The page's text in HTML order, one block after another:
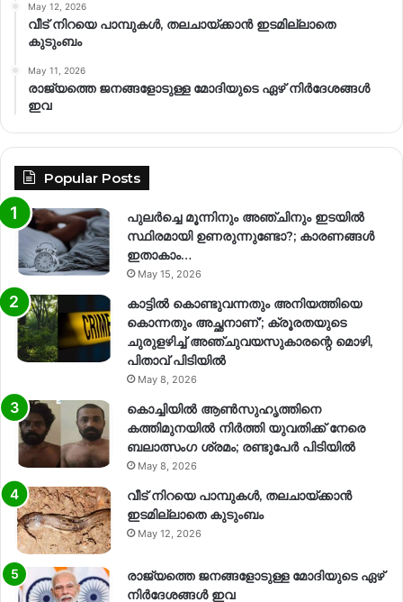
May 12, 2026
വീട് നിറയെ പാമ്പുകൾ, തലചായ്ക്കാൻ ഇടമില്ലാതെ
കുടുംബം
May 11, 2026
രാജ്യത്തെ ജനങ്ങളോടുള്ള മോദിയുടെ ഏഴ് നിര്‍ദേശങ്ങള്‍
ഇവ
Popular Posts
പുലർച്ചെ മൂന്നിനും അഞ്ചിനും ഇടയിൽ
സ്ഥിരമായി ഉണരുന്നുണ്ടോ?; കാരണങ്ങള്‍
ഇതാകാം…
May 15, 2026
കാട്ടിൽ കൊണ്ടുവന്നതും അനിയത്തിയെ
കൊന്നതും അച്ഛനാണ്’; ക്രൂരതയുടെ
ചുരുളഴിച്ച് അഞ്ചുവയസുകാരന്റെ മൊഴി,
പിതാവ് പിടിയിൽ
May 8, 2026
കൊച്ചിയിൽ ആൺസുഹൃത്തിനെ
കത്തിമുനയിൽ നിർത്തി യുവതിക്ക് നേരെ
ബലാത്സംഗ​ ശ്രമം; രണ്ടുപേർ പിടിയിൽ
May 8, 2026
വീട് നിറയെ പാമ്പുകൾ, തലചായ്ക്കാൻ
ഇടമില്ലാതെ കുടുംബം
May 12, 2026
രാജ്യത്തെ ജനങ്ങളോടുള്ള മോദിയുടെ ഏഴ്
നിര്‍ദേശങ്ങള്‍ ഇവ